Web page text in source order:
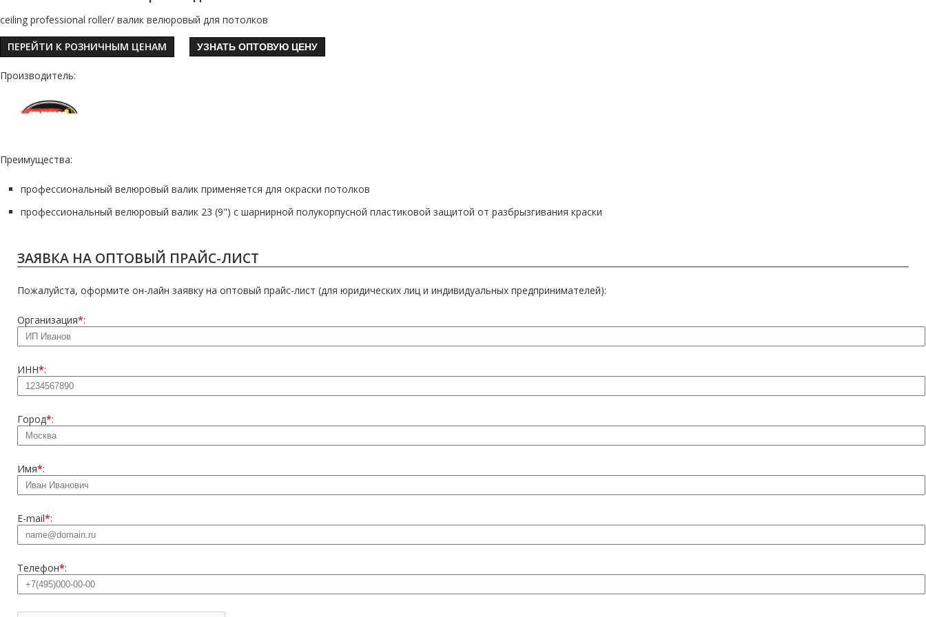
ceiling professional roller/ валик велюровый для потолков
ПЕРЕЙТИ К РОЗНИЧНЫМ ЦЕНАМ УЗНАТЬ ОПТОВУЮ ЦЕНУ
Производитель:
Преимущества:
профессиональный велюровый валик применяется для окраски потолков
профессиональный велюровый валик 23 (9") с шарнирной полукорпусной пластиковой защитой от разбрызгивания краски
ЗАЯВКА НА ОПТОВЫЙ ПРАЙС-ЛИСТ
Пожалуйста, оформите он-лайн заявку на оптовый прайс-лист (для юридических лиц и индивидуальных предпринимателей):
Организация*:
ИНН*:
Город*:
Имя*:
E-mail*:
Телефон*: